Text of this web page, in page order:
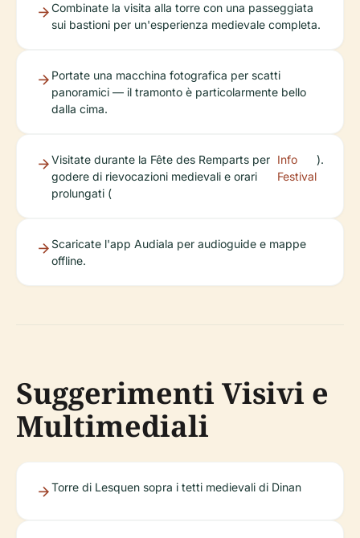
Combinate la visita alla torre con una passeggiata
sui bastioni per un'esperienza medievale completa.
Portate una macchina fotografica per scatti
panoramici — il tramonto è particolarmente bello
dalla cima.
Visitate durante la Fête des Remparts per
godere di rievocazioni medievali e orari
prolungati (
Info
Festival
).
Scaricate l'app Audiala per audioguide e mappe
offline.
Suggerimenti Visivi e
Multimediali
Torre di Lesquen sopra i tetti medievali di Dinan